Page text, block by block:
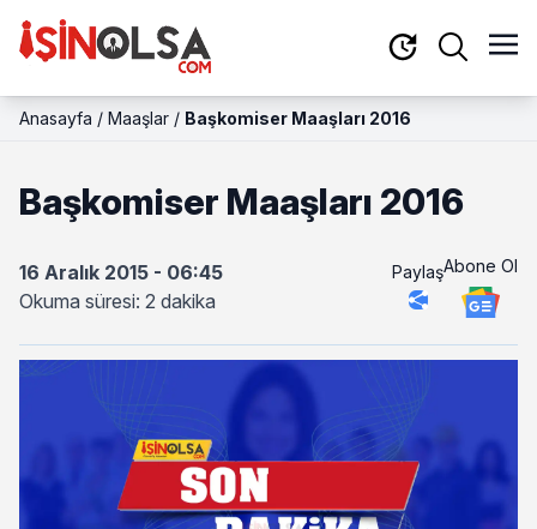
Anasayfa / Maaşlar / Başkomiser Maaşları 2016
Başkomiser Maaşları 2016
16 Aralık 2015 - 06:45
Okuma süresi: 2 dakika
PaylaşAbone Ol